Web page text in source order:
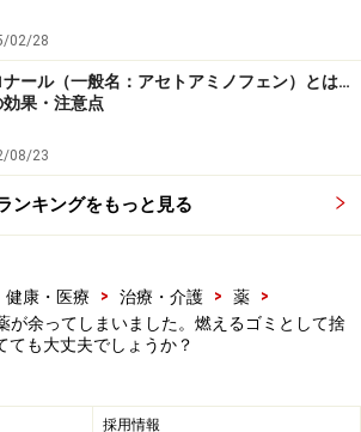
02/28
ナール（一般名：アセトアミノフェン）とは…
効果・注意点
08/23
ンキングをもっと見る
健康・医療 > 治療・介護 > 薬
>
が余ってしまいました。燃えるゴミとして捨
ても大丈夫でしょうか？
採用情報